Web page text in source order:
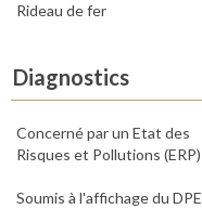
Rideau de fer
Diagnostics
Concerné par un Etat des
Risques et Pollutions (ERP)
Soumis à l'affichage du DPE